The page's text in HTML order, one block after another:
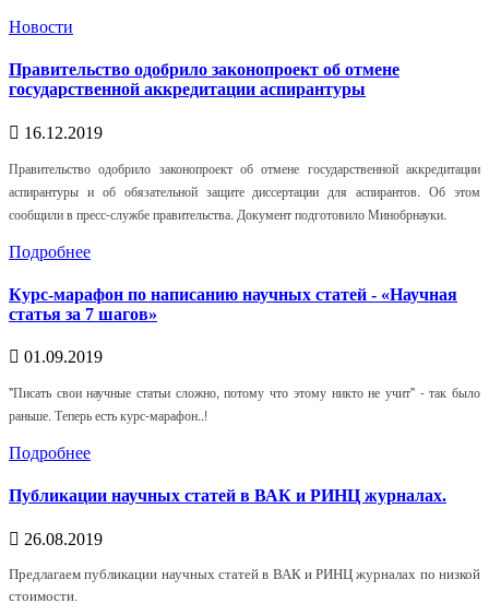
Новости
Правительство одобрило законопроект об отмене
государственной аккредитации аспирантуры
16.12.2019
Правительство одобрило законопроект об отмене государственной аккредитации
аспирантуры и об обязательной защите диссертации для аспирантов. Об этом
сообщили в пресс-службе правительства. Документ подготовило Минобрнауки.
Подробнее
Курс-марафон по написанию научных статей - «Научная
статья за 7 шагов»
01.09.2019
"Писать свои научные статьи сложно, потому что этому никто не учит" - так было
раньше. Теперь есть курс-марафон..!
Подробнее
Публикации научных статей в ВАК и РИНЦ журналах.
26.08.2019
Предлагаем публикации научных статей в ВАК и РИНЦ журналах по низкой
стоимости.